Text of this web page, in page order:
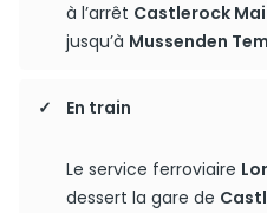
à l’arrêt Castlerock
jusqu’à Mussenden
En train
Le service ferroviaire
dessert la gare de